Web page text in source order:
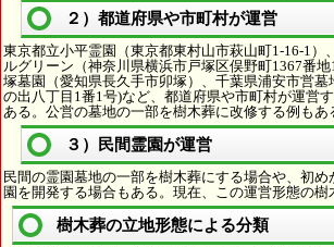
２）都道府県や市町村が運営
東京都立小平霊園（東京都東村山市萩山町1-16-1）
ルグリーン（神奈川県横浜市戸塚区俣野町1367番
塚墓園（愛知県長久手市卯塚）、千葉県浦安市営墓
の出八丁目1番1号)など、都道府県や市町村が運営
ある。公営の墓地の一部を樹木葬に改修する例もあ
３）民間霊園が運営
民間の霊園墓地の一部を樹木葬にする場合や、初
園を開発する場合もある。現在、この運営形態の樹
樹木葬の立地形態による分類